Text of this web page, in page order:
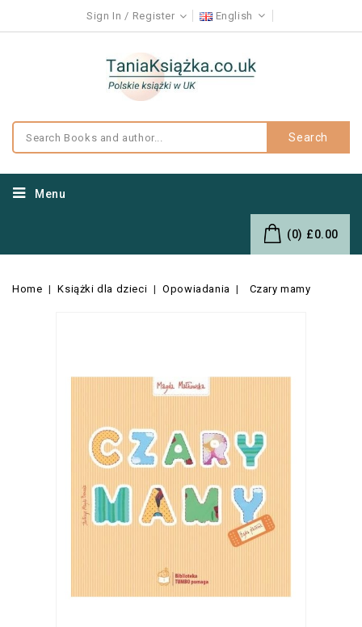
Sign In Register English
Search
Menu
(0) £0.00
Home Książki dla dzieci Opowiadania Czary mamy